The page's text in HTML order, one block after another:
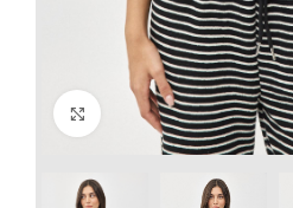
Click to enlarge